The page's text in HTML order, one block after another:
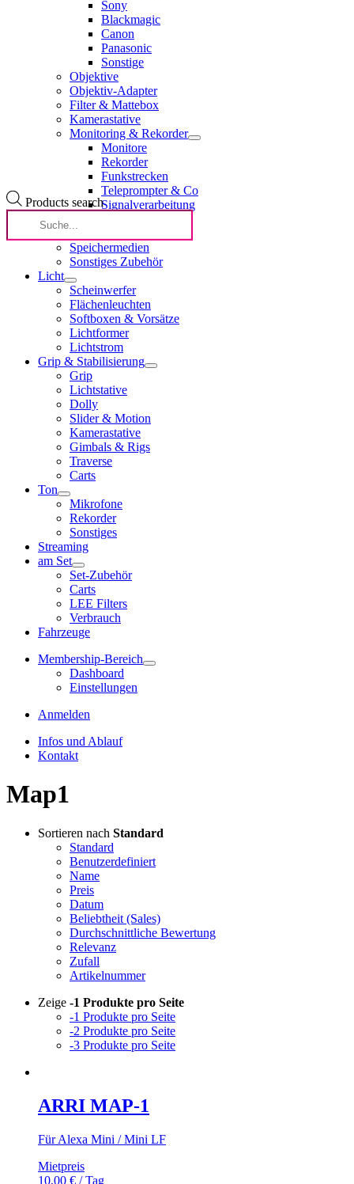
Products search
Sony
Blackmagic
Canon
Panasonic
Sonstige
Objektive
Objektiv-Adapter
Filter & Mattebox
Kamerastative
Monitoring & Rekorder
Monitore
Rekorder
Funkstrecken
Teleprompter & Co
Signalverarbeitung
Lichtstrom
Speichermedien
Sonstiges Zubehör
Licht
Scheinwerfer
Flächenleuchten
Softboxen & Vorsätze
Lichtformer
Lichtstrom
Grip & Stabilisierung
Grip
Lichtstative
Dolly
Slider & Motion
Kamerastative
Gimbals & Rigs
Traverse
Carts
Ton
Mikrofone
Rekorder
Sonstiges
Streaming
am Set
Set-Zubehör
Carts
LEE Filters
Verbrauch
Fahrzeuge
Membership-Bereich
Dashboard
Einstellungen
Anmelden
Infos und Ablauf
Kontakt
Map1
Sortieren nach Standard
Standard
Benutzerdefiniert
Name
Preis
Datum
Beliebtheit (Sales)
Durchschnittliche Bewertung
Relevanz
Zufall
Artikelnummer
Zeige -1 Produkte pro Seite
-1 Produkte pro Seite
-2 Produkte pro Seite
-3 Produkte pro Seite
ARRI MAP-1
Für Alexa Mini / Mini LF
Mietpreis
10,00 € / Tag